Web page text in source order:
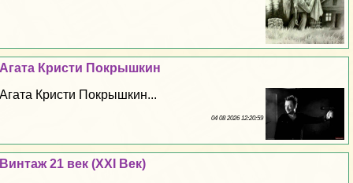
Агата Кристи Покрышкин
Агата Кристи Покрышкин...
04 08 2026 12:20:59
Винтаж 21 век (XXI Век)